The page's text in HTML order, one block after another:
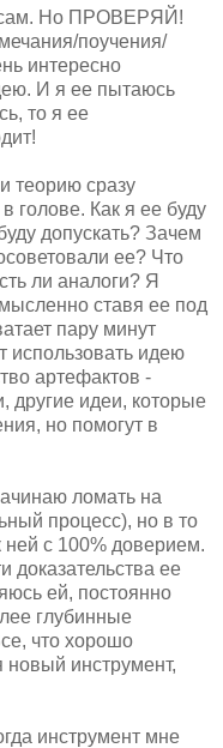
сам. Но ПРОВЕРЯЙ!
поучения/
интересно
И я ее пытаюсь
то я ее
теорию сразу
голове. Как я ее буду
допускать? Зачем
ее? Что
ли аналоги? Я
ставя ее под
пару минут
использовать идею
артефактов -
другие идеи, которые
но помогут в
ломать на
процесс), но в то
ней с 100% доверием.
доказательства ее
ей, постоянно
глубинные
что хорошо
новый инструмент,
инструмент мне